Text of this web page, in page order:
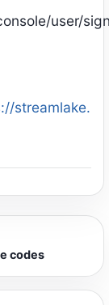
user/
streamlake.
codes